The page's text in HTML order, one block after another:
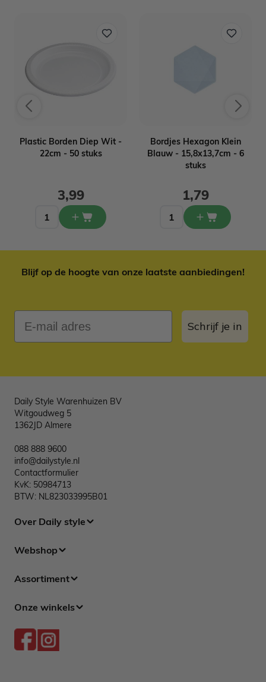
Plastic Borden Diep Wit -
22cm - 50 stuks
3,99
Bordjes Hexagon Klein
Blauw - 15,8x13,7cm - 6
stuks
1,79
Blijf op de hoogte van onze laatste aanbiedingen!
Schrijf je in
Daily Style Warenhuizen BV
Witgoudweg 5
1362JD Almere
088 888 9600
info@dailystyle.nl
Contactformulier
KvK: 50984713
BTW: NL823033995B01
Over Daily style
Webshop
Assortiment
Onze winkels